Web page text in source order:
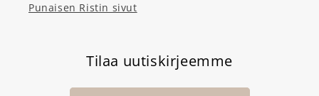
Punaisen Ristin sivut
Tilaa uutiskirjeemme